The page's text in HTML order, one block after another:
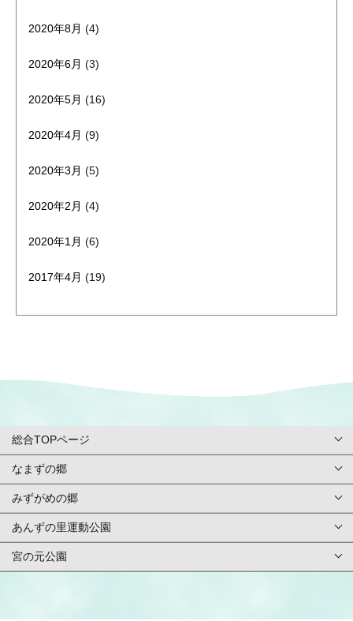
2020年8月 (4)
2020年6月 (3)
2020年5月 (16)
2020年4月 (9)
2020年3月 (5)
2020年2月 (4)
2020年1月 (6)
2017年4月 (19)
総合TOPページ
総合TOPページ
利用案内・申請
ご予約方法
なまずの郷
TOPページ
基本情報
みずがめの郷
TOPページ
基本情報
あんずの里運動公園
TOPページ
宮の元公園